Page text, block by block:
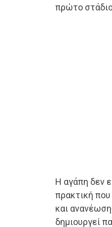
πρώτο
Η αγάπη δεν
πρακτική
και
δημιουργεί